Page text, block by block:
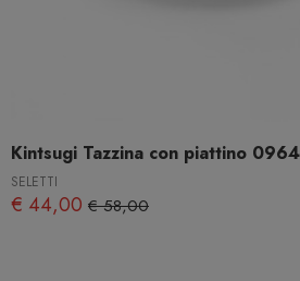
Kintsugi Tazzina con piattino
SELETTI
€ 44,00 € 58,00